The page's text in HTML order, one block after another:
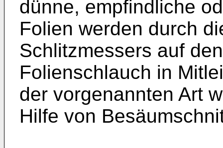
dünne, empfindliche
Folien werden durch
Schlitzmessers auf
Folienschlauch in
der vorgenannten Art
Hilfe von